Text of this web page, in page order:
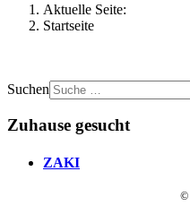
Aktuelle Seite:
Startseite
Suchen
Zuhause gesucht
ZAKI
©